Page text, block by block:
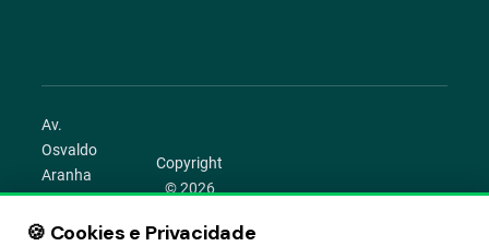
Av.
Osvaldo
Aranha
1022 –
Bom
Copyright
© 2026
Todos os
🍪 Cookies e Privacidade